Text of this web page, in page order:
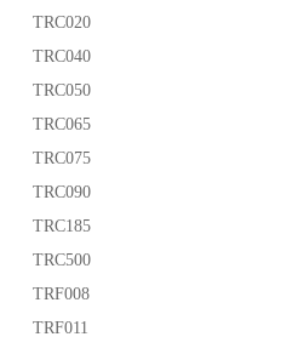
TRC020
TRC040
TRC050
TRC065
TRC075
TRC090
TRC185
TRC500
TRF008
TRF011